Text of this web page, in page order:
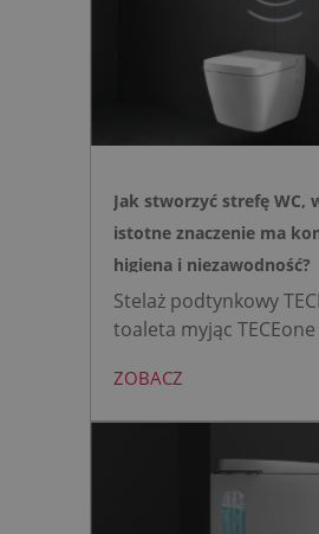
Jak stworzyć strefę WC,
istotne znaczenie ma
higiena i niezawodność?
Stelaż podtynkowy
toaleta myjąc
mini to zestaw, który
wybrać, gdy zależy
bezpiecznej strefie
skomplikowanej i
ZOBACZ